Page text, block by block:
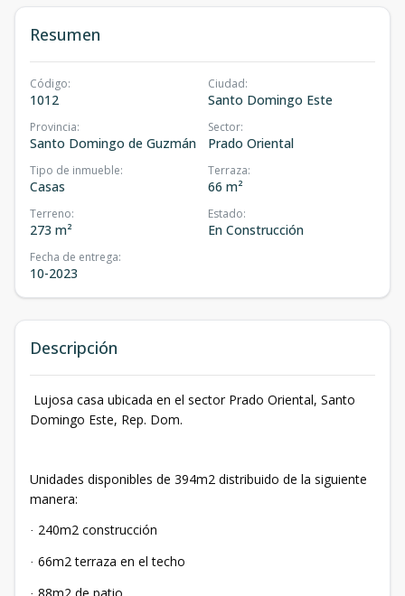
Resumen
Código:
1012
Ciudad:
Santo Domingo Este
Provincia:
Santo Domingo de Guzmán
Sector:
Prado Oriental
Tipo de inmueble:
Casas
Terraza:
66 m²
Terreno:
273 m²
Estado:
En Construcción
Fecha de entrega:
10-2023
Descripción
Lujosa casa ubicada en el sector Prado Oriental, Santo
Domingo Este, Rep. Dom.
Unidades disponibles de 394m2 distribuido de la siguiente
manera:
· 240m2 construcción
· 66m2 terraza en el techo